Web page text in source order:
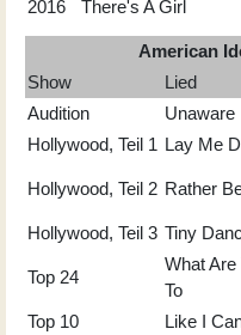
2016 There's A Girl
American
Show
Lied
Audition
Unaware
Hollywood, Teil 1 Lay Me
Hollywood, Teil 2 Rather
Hollywood, Teil 3 Tiny
Top 24
What Are
To
Top 10 Like I